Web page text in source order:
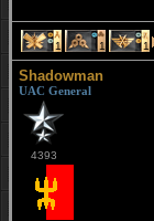
1 1 1
Shadowman
UAC General
4393